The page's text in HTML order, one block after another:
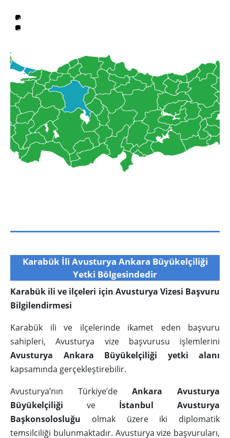
+
−
Karabük İli Avusturya Ankara Büyükelçiliği
Yetki Bölgesindedir
Karabük ili ve ilçeleri için Avusturya Vizesi Başvuru
Bilgilendirmesi
Karabük ili ve ilçelerinde ikamet eden başvuru
sahipleri, Avusturya vize başvurusu işlemlerini
Avusturya Ankara Büyükelçiliği yetki alanı
kapsamında gerçekleştirebilir.
Avusturya’nın Türkiye’deAnkara Avusturya
Büyükelçiliği ve İstanbul Avusturya
Başkonsolosluğu olmak üzere iki diplomatik
temsilciliği bulunmaktadır. Avusturya vize başvuruları,